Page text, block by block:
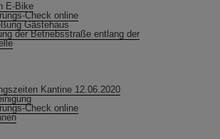
E-Bike
Check online
Gästehaus
der Betriebsstraße entlang der
Kantine 12.06.2020
Check online